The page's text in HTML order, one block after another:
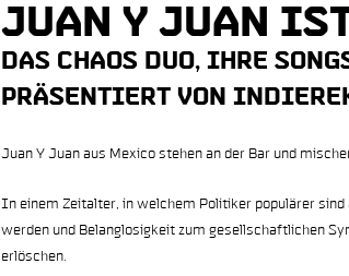
JUAN Y JUAN
DAS CHAOS DUO, IHRE
PRÄSENTIERT VON
Juan Y Juan aus Mexico stehen an der Bar und
In einem Zeitalter, in welchem Politiker populärer
werden und Belanglosigkeit zum gesellschaftlichen
erlöschen.